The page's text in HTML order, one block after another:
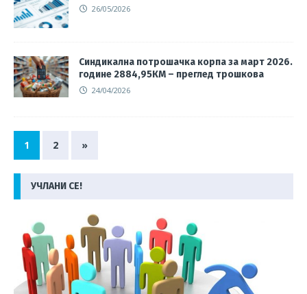
26/05/2026
Синдикална потрошачка корпа за март 2026.
године 2884,95КМ – преглед трошкова
24/04/2026
1 2 »
УЧЛАНИ СЕ!